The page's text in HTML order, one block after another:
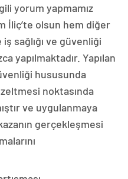
yorum yapmamız
İliç’te olsun hem diğer
sağlığı ve güvenliği
yapılmaktadır. Yapılan
hususunda
noktasında
ve uygulanmaya
gerçekleşmesi